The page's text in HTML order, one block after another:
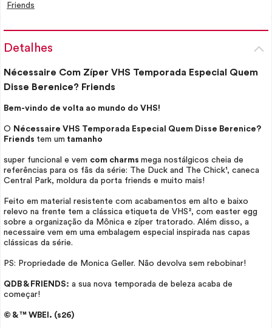
Friends
Detalhes
Nécessaire Com Zíper VHS Temporada Especial Quem
Disse Berenice? Friends
Bem-vindo de volta ao mundo do VHS!
O Nécessaire VHS Temporada Especial Quem Disse Berenice?
Friends tem um tamanho
super funcional e vem com charms mega nostálgicos cheia de
referências para os fãs da série: The Duck and The Chick¹, caneca
Central Park, moldura da porta friends e muito mais!
Feito em material resistente com acabamentos em alto e baixo
relevo na frente tem a clássica etiqueta de VHS², com easter egg
sobre a organização da Mônica e zíper tratorado. Além disso, a
necessaire vem em uma embalagem especial inspirada nas capas
clássicas da série.
PS: Propriedade de Monica Geller. Não devolva sem rebobinar!
QDB & FRIENDS: a sua nova temporada de beleza acaba de
começar!
© & ™ WBEI. (s26)